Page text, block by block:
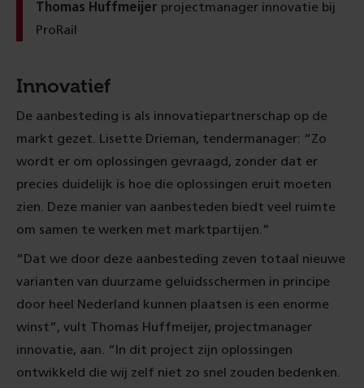
Thomas Huffmeijer projectmanager innovatie bij
ProRail
Innovatief
De aanbesteding is als innovatiepartnerschap op de
markt gezet. Lisette Drieman, tendermanager: “Zo
wordt er om oplossingen gevraagd, zonder dat er
precies duidelijk is hoe die oplossingen eruit moeten
zien. Deze manier van aanbesteden biedt veel ruimte
om samen te werken met marktpartijen.”
“Dat we door deze aanbesteding zeven totaal nieuwe
varianten van duurzame geluidsschermen in principe
door heel Nederland kunnen plaatsen is een enorme
winst”, vult Thomas Huffmeijer, projectmanager
innovatie, aan. “In dit project zijn oplossingen
ontwikkeld die wij zelf niet zo snel zouden bedenken.